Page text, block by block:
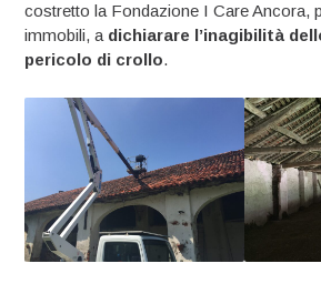
costretto la Fondazione I Care Ancora,
immobili, a dichiarare l’inagibilità
pericolo di crollo.